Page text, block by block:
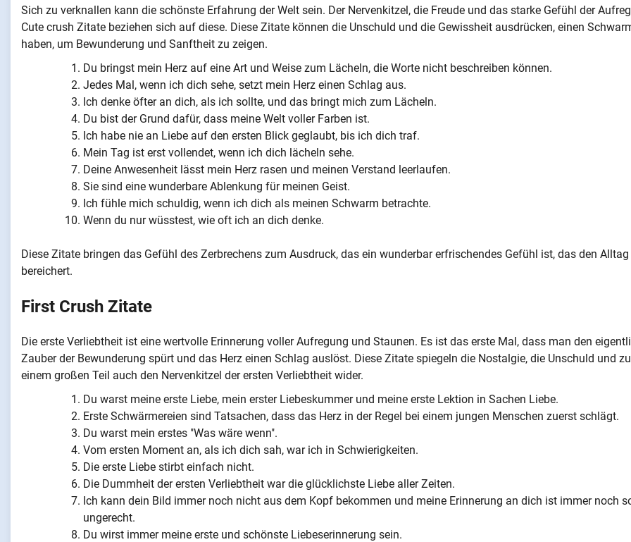
Sich zu verknallen kann die schönste Erfahrung der Welt sein. Der Nervenkitzel, die Freude und das starke Gefühl der
Cute crush Zitate beziehen sich auf diese. Diese Zitate können die Unschuld und die Gewissheit ausdrücken, einen
haben, um Bewunderung und Sanftheit zu zeigen.
Du bringst mein Herz auf eine Art und Weise zum Lächeln, die Worte nicht beschreiben können.
Jedes Mal, wenn ich dich sehe, setzt mein Herz einen Schlag aus.
Ich denke öfter an dich, als ich sollte, und das bringt mich zum Lächeln.
Du bist der Grund dafür, dass meine Welt voller Farben ist.
Ich habe nie an Liebe auf den ersten Blick geglaubt, bis ich dich traf.
Mein Tag ist erst vollendet, wenn ich dich lächeln sehe.
Deine Anwesenheit lässt mein Herz rasen und meinen Verstand leerlaufen.
Sie sind eine wunderbare Ablenkung für meinen Geist.
Ich fühle mich schuldig, wenn ich dich als meinen Schwarm betrachte.
Wenn du nur wüsstest, wie oft ich an dich denke.
Diese Zitate bringen das Gefühl des Zerbrechens zum Ausdruck, das ein wunderbar erfrischendes Gefühl ist, das den Alltag
bereichert.
First Crush Zitate
Die erste Verliebtheit ist eine wertvolle Erinnerung voller Aufregung und Staunen. Es ist das erste Mal, dass man den
Zauber der Bewunderung spürt und das Herz einen Schlag auslöst. Diese Zitate spiegeln die Nostalgie, die Unschuld und zu
einem großen Teil auch den Nervenkitzel der ersten Verliebtheit wider.
Du warst meine erste Liebe, mein erster Liebeskummer und meine erste Lektion in Sachen Liebe.
Erste Schwärmereien sind Tatsachen, dass das Herz in der Regel bei einem jungen Menschen zuerst schlägt.
Du warst mein erstes "Was wäre wenn".
Vom ersten Moment an, als ich dich sah, war ich in Schwierigkeiten.
Die erste Liebe stirbt einfach nicht.
Die Dummheit der ersten Verliebtheit war die glücklichste Liebe aller Zeiten.
Ich kann dein Bild immer noch nicht aus dem Kopf bekommen und meine Erinnerung an dich ist immer noch
ungerecht.
Du wirst immer meine erste und schönste Liebeserinnerung sein.